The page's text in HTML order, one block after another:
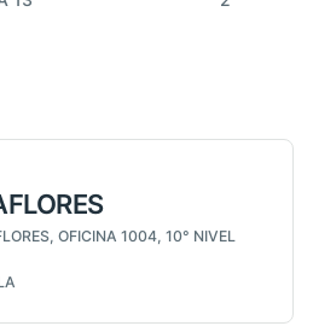
OFICINA 1004, 10° NIVEL